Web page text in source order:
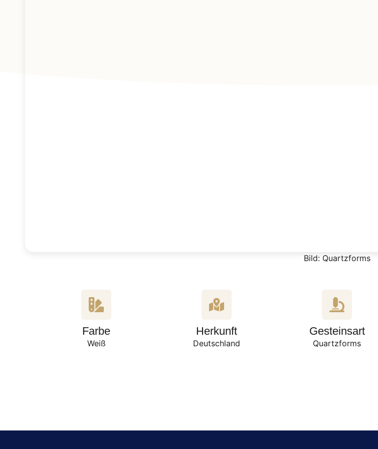
Bild: Quartzforms
Farbe
Weiß
Herkunft
Deutschland
Gesteinsart
Quartzforms